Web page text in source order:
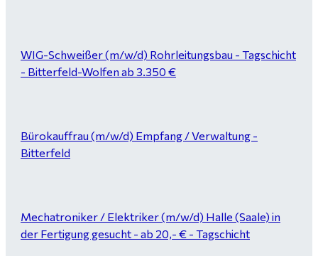
WIG-Schweißer (m/w/d) Rohrleitungsbau - Tagschicht
- Bitterfeld-Wolfen ab 3.350 €
Bürokauffrau (m/w/d) Empfang / Verwaltung -
Bitterfeld
Mechatroniker / Elektriker (m/w/d) Halle (Saale) in
der Fertigung gesucht - ab 20,- € - Tagschicht